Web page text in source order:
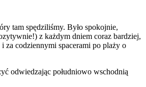
tam spędziliśmy. Było spokojnie,
z każdym dniem coraz bardziej,
za codziennymi spacerami po plaży o
odwiedzając południowo wschodnią